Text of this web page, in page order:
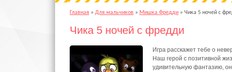
Главная » Для мальчиков » Мишка Фредди » Чика 5 ночей с
Чика 5 ночей с фредди
Игра расскажет тебе о
Наш герой с позитивной
удивительную фантазию,